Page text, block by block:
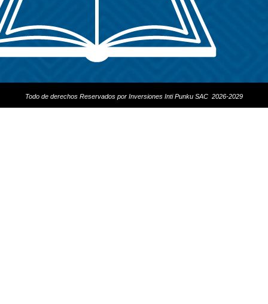
Todo de derechos Reservados por Inversiones Inti Punku SAC 2026-2029